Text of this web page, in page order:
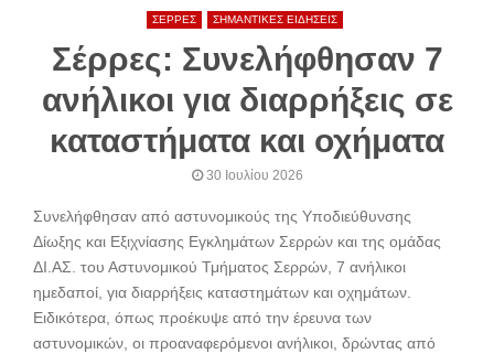
ΣΕΡΡΕΣ ΣΗΜΑΝΤΙΚΕΣ ΕΙΔΗΣΕΙΣ
Σέρρες: Συνελήφθησαν 7
ανήλικοι για διαρρήξεις σε
καταστήματα και οχήματα
30 Ιουλίου 2026
Συνελήφθησαν από αστυνομικούς της Υποδιεύθυνσης
Δίωξης και Εξιχνίασης Εγκλημάτων Σερρών και της ομάδας
ΔΙ.ΑΣ. του Αστυνομικού Τμήματος Σερρών, 7 ανήλικοι
ημεδαποί, για διαρρήξεις καταστημάτων και οχημάτων.
Ειδικότερα, όπως προέκυψε από την έρευνα των
αστυνομικών, οι προαναφερόμενοι ανήλικοι, δρώντας από